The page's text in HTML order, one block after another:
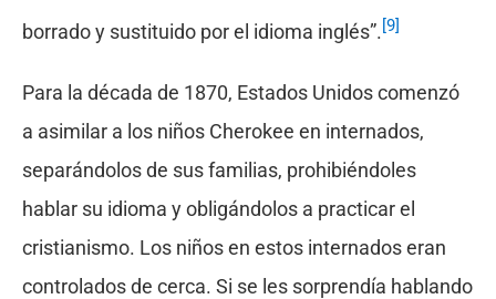
borrado y sustituido por el idioma inglés”.[9]
Para la década de 1870, Estados Unidos comenzó
a asimilar a los niños Cherokee en internados,
separándolos de sus familias, prohibiéndoles
hablar su idioma y obligándolos a practicar el
cristianismo. Los niños en estos internados eran
controlados de cerca. Si se les sorprendía hablando